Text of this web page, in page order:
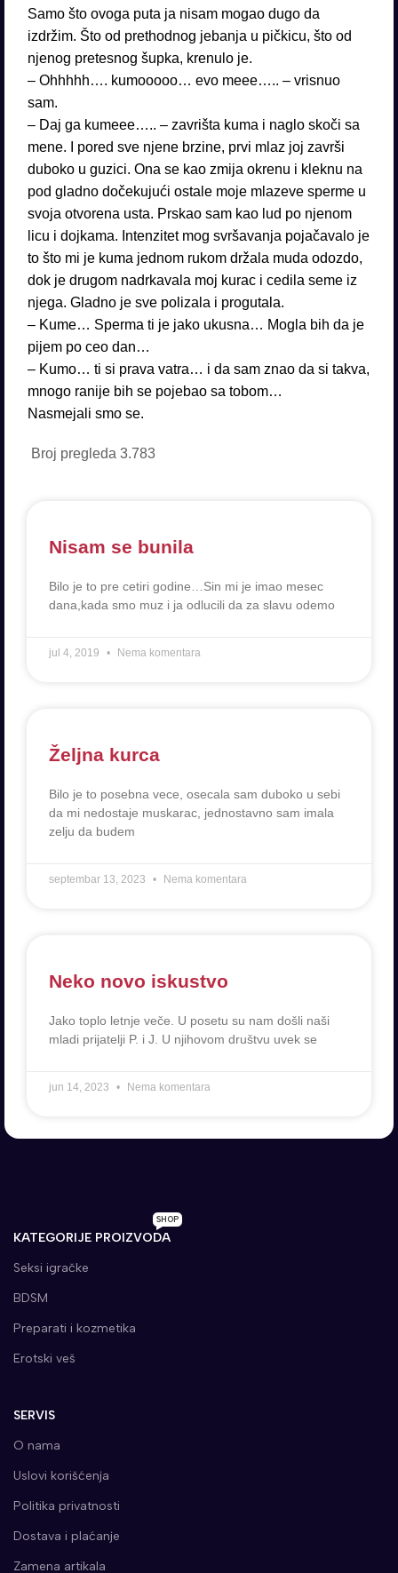
Samo što ovoga puta ja nisam mogao dugo da
izdržim. Što od prethodnog jebanja u pičkicu, što od
njenog pretesnog šupka, krenulo je.
– Ohhhhh…. kumooooo… evo meee….. – vrisnuo
sam.
– Daj ga kumeee….. – zavrišta kuma i naglo skoči sa
mene. I pored sve njene brzine, prvi mlaz joj završi
duboko u guzici. Ona se kao zmija okrenu i kleknu na
pod gladno dočekujući ostale moje mlazeve sperme u
svoja otvorena usta. Prskao sam kao lud po njenom
licu i dojkama. Intenzitet mog svršavanja pojačavalo je
to što mi je kuma jednom rukom držala muda odozdo,
dok je drugom nadrkavala moj kurac i cedila seme iz
njega. Gladno je sve polizala i progutala.
– Kume… Sperma ti je jako ukusna… Mogla bih da je
pijem po ceo dan…
– Kumo… ti si prava vatra… i da sam znao da si takva,
mnogo ranije bih se pojebao sa tobom…
Nasmejali smo se.
Broj pregleda 3.783
Nisam se bunila
Bilo je to pre cetiri godine…Sin mi je imao mesec
dana,kada smo muz i ja odlucili da za slavu odemo
jul 4, 2019 Nema komentara
Željna kurca
Bilo je to posebna vece, osecala sam duboko u sebi
da mi nedostaje muskarac, jednostavno sam imala
zelju da budem
septembar 13, 2023 Nema komentara
Neko novo iskustvo
Jako toplo letnje veče. U posetu su nam došli naši
mladi prijatelji P. i J. U njihovom društvu uvek se
jun 14, 2023 Nema komentara
KATEGORIJE PROIZVODA
SHOP
Seksi igračke
BDSM
Preparati i kozmetika
Erotski veš
SERVIS
O nama
Uslovi korišćenja
Politika privatnosti
Dostava i plaćanje
Zamena artikala